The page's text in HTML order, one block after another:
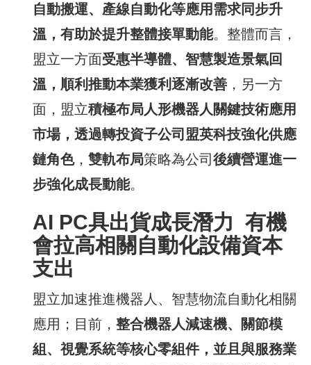
自動搬運、產線自動化等應用需求同步升
溫，有助於提升整體接單動能。整體而言，
盟立一方面受惠半導體、智慧製造景氣回
溫，順利推動本業獲利逐漸改善 ，另一方
面，盟立積極布局人形機器人關鍵技術應用
市場，透過轉投資子公司盟英科技強化供應
鏈角色， 雙軌布局策略為公司後續營運進一
步強化成長動能。
AI PC具出貨成長潛力 有機
會拉高相關自動化設備資本
支出
盟立加速推進機器人、智慧物流自動化相關
應用；目前， 整合機器人減速機、關節模
組、視覺系統等核心零組件，並且與服務業